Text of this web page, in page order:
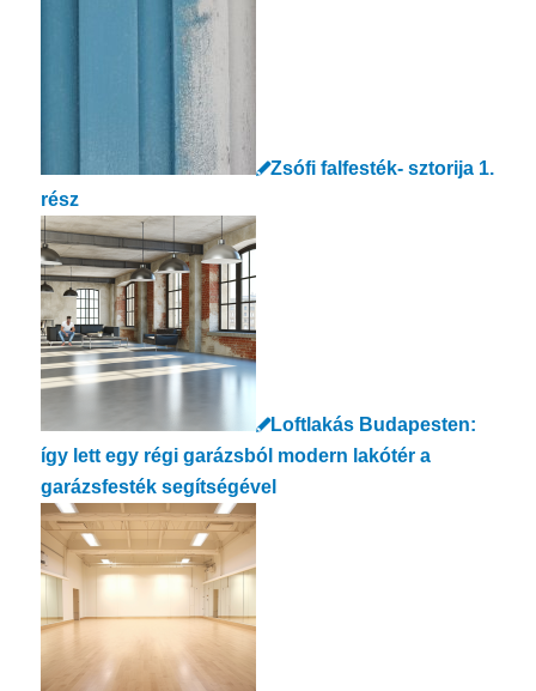
Zsófi falfesték- sztorija 1.
rész
Loftlakás Budapesten:
így lett egy régi garázsból modern lakótér a
garázsfesték segítségével